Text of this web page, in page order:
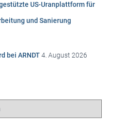
US-Uranplattform für
und Sanierung
bei ARNDT4. August 2026